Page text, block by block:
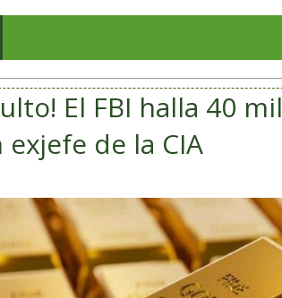
El FBI halla 40
exjefe de la CIA